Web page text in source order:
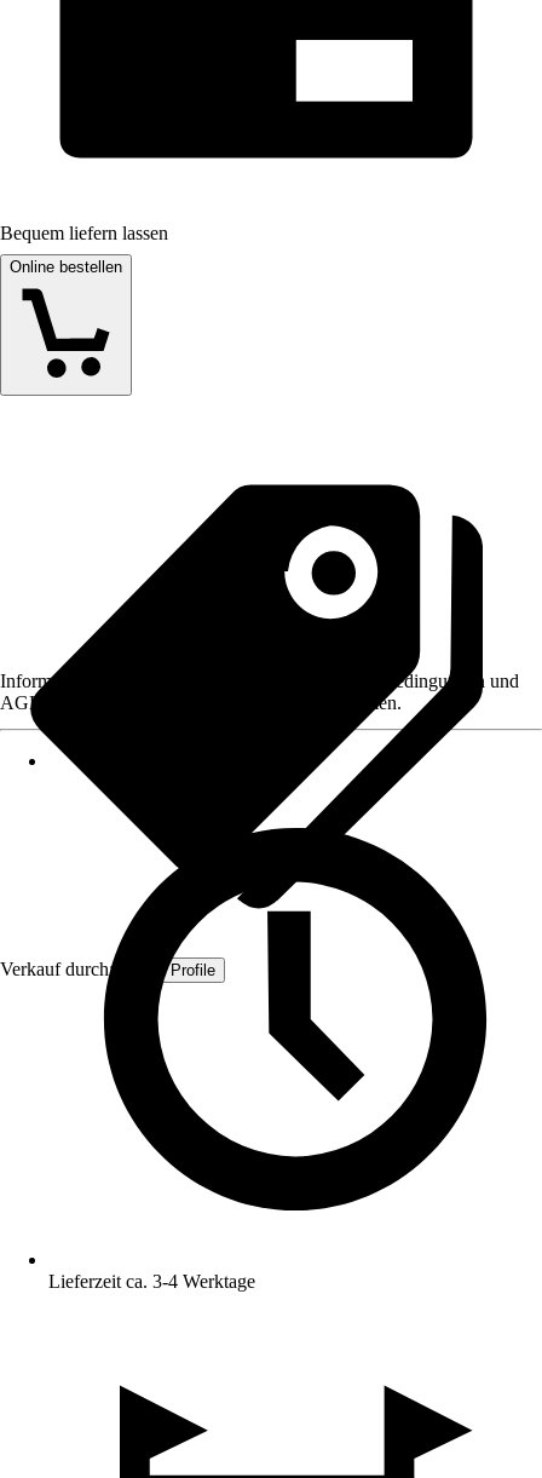
Bequem liefern lassen
Online bestellen
Verkauf durch: Quest Profile
Informationen des Verkäufers, wie z. B. Rückgabebedingungen und
AGB, finden Sie bei Klick auf den Verkäufernamen.
Lieferzeit ca. 3-4 Werktage